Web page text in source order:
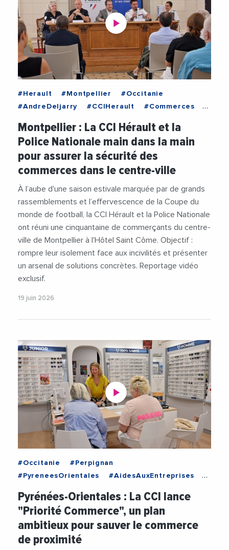
#Herault #Montpellier
#Occitanie
#AndreDeljarry
#CCIHerault
#Commerces
Montpellier : La CCI Hérault et la
Police Nationale main dans la main
pour assurer la sécurité des
commerces dans le centre-ville
À l’aube d'une saison estivale marquée par de grands
rassemblements et l’effervescence de la Coupe du
monde de football, la CCI Hérault et la Police Nationale
ont réuni une cinquantaine de commerçants du centre-
ville de Montpellier à l'Hôtel Saint Côme. Objectif :
rompre leur isolement face aux incivilités et présenter
un arsenal de solutions concrètes. Reportage vidéo
exclusif.
19 juin 2026
#Occitanie
#Perpignan
#PyreneesOrientales
#AidesAuxEntreprises
#Economie
#LaurentGauze #Videos
Pyrénées-Orientales : La CCI lance
"Priorité Commerce", un plan
ambitieux pour sauver le commerce
de proximité